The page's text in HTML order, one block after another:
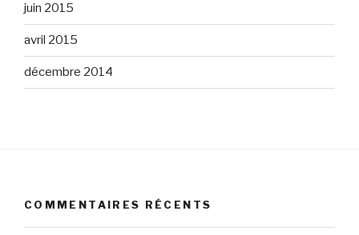
juin 2015
avril 2015
décembre 2014
COMMENTAIRES RÉCENTS